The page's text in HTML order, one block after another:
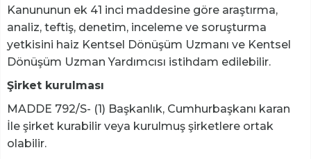
Kanununun ek 41 inci maddesine göre araştırma,
analiz, teftiş, denetim, inceleme ve soruşturma
yetkisini haiz Kentsel Dönüşüm Uzmanı ve Kentsel
Dönüşüm Uzman Yardımcısı istihdam edilebilir.
Şirket kurulması
MADDE 792/S- (1) Başkanlık, Cumhurbaşkanı karan
İle şirket kurabilir veya kurulmuş şirketlere ortak
olabilir.